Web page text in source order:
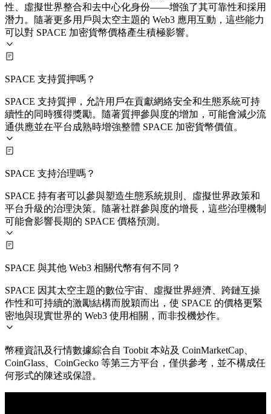
性、虛擬世界整合和去中心化身份——增強了其可靠性和採用
潛力。隨著更多用戶與太空主題的 Web3 應用互動，這些能力
可以對 SPACE 加密貨幣價格產生積極影響。
SPACE 支持質押嗎？
SPACE 支持質押，允許用戶在貢獻網絡安全和生態系統可持
續性的同時獲得獎勵。隨著質押參與度的增加，可能會減少流
通供應並在平台成熟時增強整體 SPACE 加密貨幣價值。
SPACE 支持治理嗎？
SPACE 持有者可以參與塑造生態系統規則、虛擬世界政策和
平台升級的治理決策。隨著社群參與度的增長，這些治理機制
可能會影響長期的 SPACE 價格預測。
SPACE 與其他 Web3 相關代幣有何不同？
SPACE 因其太空主題的數位宇宙、虛擬世界經濟、跨鏈互操
作性和可持續的激勵結構而脫穎而出，使 SPACE 的價格更緊
密地與現實世界的 Web3 使用相關，而非投機炒作。
幣種資訊及行情數據綜合自 Toobit 本站及 CoinMarketCap、
CoinGlass、CoinGecko 等第三方平台，僅供參考，並不構成任
何形式的陳述或保證。